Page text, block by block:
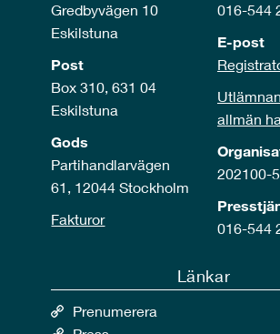
Gredbyvägen 10
Eskilstuna
Post
Box 310, 631 04
Eskilstuna
Gods
Partihandlarvägen
61, 12044 Stockholm
Fakturor
016-544
E-post
allmän
202100-
016-544
Länkar
Prenumerera